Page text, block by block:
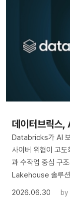
데이터브릭스,
Databricks가 AI
사이버 위협이 고
과 수작업 중심 구
Lakehouse 솔루
2026.06.30
by